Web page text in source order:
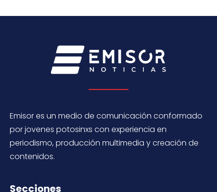
Emisor es un medio de comunicación conformado
por jovenes potosinxs con experiencia en
periodismo, producción multimedia y creación de
contenidos.
Secciones